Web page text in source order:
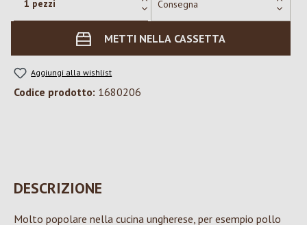
METTI NELLA CASSETTA
Aggiungi alla wishlist
Codice prodotto: 1680206
DESCRIZIONE
Molto popolare nella cucina ungherese, per esempio pollo